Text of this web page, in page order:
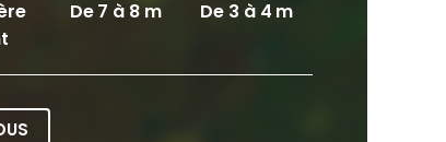
De 7 à 8 m De 3 à 4 m